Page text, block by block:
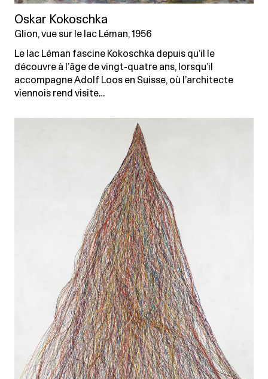
Oskar Kokoschka
Glion, vue sur le lac Léman, 1956
Le lac Léman fascine Kokoschka depuis qu’il le
découvre à l’âge de vingt-quatre ans, lorsqu’il
accompagne Adolf Loos en Suisse, où l’architecte
viennois rend visite…